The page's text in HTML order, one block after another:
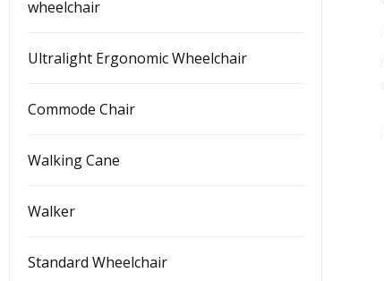
wheelchair
Ultralight Ergonomic Wheelchair
Commode Chair
Walking Cane
Walker
Standard Wheelchair